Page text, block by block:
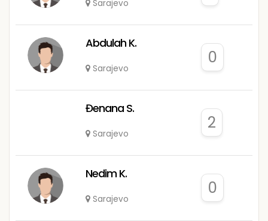
Sarajevo
Abdulah K.
Sarajevo
0
Đenana S.
Sarajevo
2
Nedim K.
Sarajevo
0